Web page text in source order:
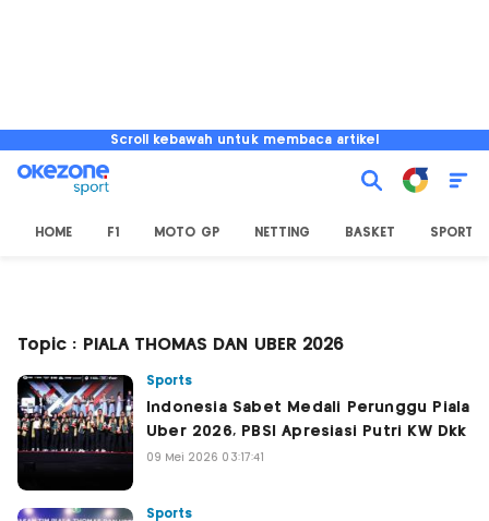
Scroll kebawah untuk membaca artikel
HOME F1 MOTO GP NETTING BASKET SPORT
Topic : PIALA THOMAS DAN UBER 2026
Sports
Indonesia Sabet Medali Perunggu Piala
Uber 2026, PBSI Apresiasi Putri KW Dkk
09 Mei 2026 03:17:41
Sports